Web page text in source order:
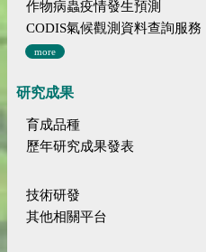
作物病蟲疫情發生預測
CODIS氣候觀測資料查詢服務
more
研究成果
育成品種
歷年研究成果發表
技術研發
其他相關平台